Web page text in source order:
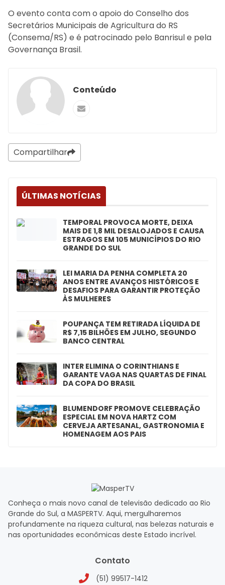
O evento conta com o apoio do Conselho dos
Secretários Municipais de Agricultura do RS
(Consema/RS) e é patrocinado pelo Banrisul e pela
Governança Brasil.
Conteúdo
Compartilhar
ÚLTIMAS NOTÍCIAS
TEMPORAL PROVOCA MORTE, DEIXA
MAIS DE 1,8 MIL DESALOJADOS E CAUSA
ESTRAGOS EM 105 MUNICÍPIOS DO RIO
GRANDE DO SUL
LEI MARIA DA PENHA COMPLETA 20
ANOS ENTRE AVANÇOS HISTÓRICOS E
DESAFIOS PARA GARANTIR PROTEÇÃO
ÀS MULHERES
POUPANÇA TEM RETIRADA LÍQUIDA DE
R$ 7,15 BILHÕES EM JULHO, SEGUNDO
BANCO CENTRAL
INTER ELIMINA O CORINTHIANS E
GARANTE VAGA NAS QUARTAS DE FINAL
DA COPA DO BRASIL
BLUMENDORF PROMOVE CELEBRAÇÃO
ESPECIAL EM NOVA HARTZ COM
CERVEJA ARTESANAL, GASTRONOMIA E
HOMENAGEM AOS PAIS
Conheça o mais novo canal de televisão dedicado ao Rio
Grande do Sul, a MASPERTV. Aqui, mergulharemos
profundamente na riqueza cultural, nas belezas naturais e
nas oportunidades econômicas deste Estado incrível.
Contato
(51) 99517-1412